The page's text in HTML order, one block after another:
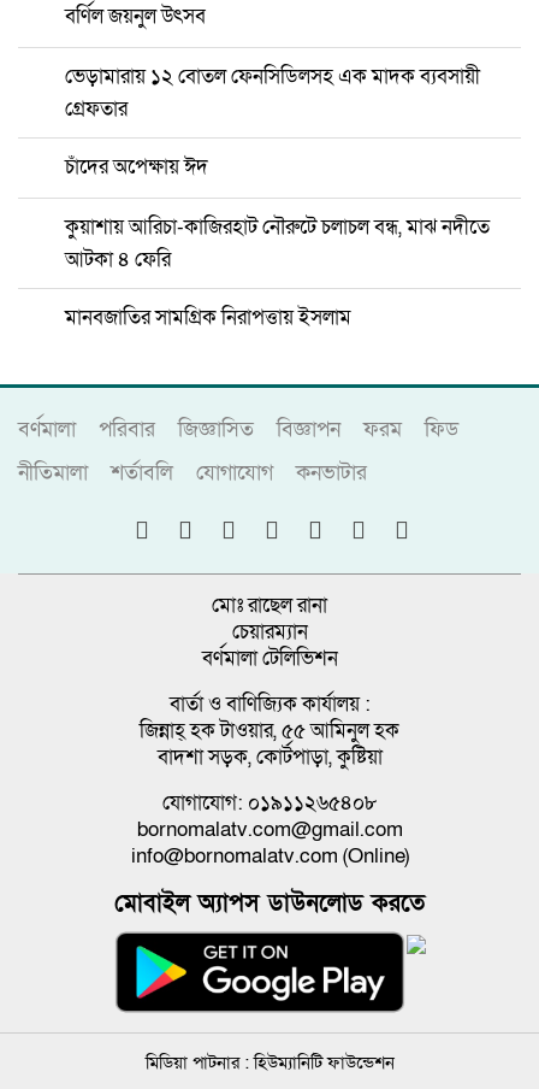
বর্ণিল জয়নুল উৎসব
ভেড়ামারায় ১২ বোতল ফেনসিডিলসহ এক মাদক ব্যবসায়ী
গ্রেফতার
চাঁদের অপেক্ষায় ঈদ
কুয়াশায় আরিচা-কাজিরহাট নৌরুটে চলাচল বন্ধ, মাঝ নদীতে
আটকা ৪ ফেরি
মানবজাতির সামগ্রিক নিরাপত্তায় ইসলাম
বর্ণমালা পরিবার জিজ্ঞাসিত বিজ্ঞাপন ফরম
ফিড
নীতিমালা
শর্তাবলি যোগাযোগ কনভাটার
মোঃ রাছেল রানা
চেয়ারম্যান
বর্ণমালা টেলিভিশন
বার্তা ও বাণিজ্যিক কার্যালয় :
জিন্নাহ্ হক টাওয়ার, ৫৫ আমিনুল হক
বাদশা সড়ক, কোর্টপাড়া, কুষ্টিয়া
যোগাযোগ: ০১৯১১২৬৫৪০৮
bornomalatv.com@gmail.com
info@bornomalatv.com (Online)
মোবাইল অ্যাপস ডাউনলোড করতে
মিডিয়া পাটনার :হিউম্যানিটি ফাউন্ডেশন